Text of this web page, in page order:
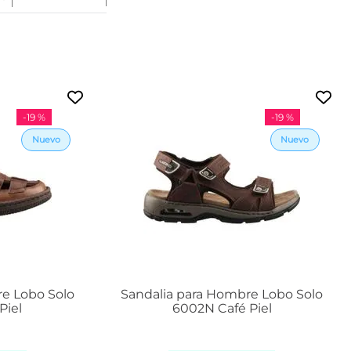
5
2
3
.
5
5
-19 %
Lobo Solo
-19 %
Sandalia para Hombre Lobo Solo
6002N Café Piel